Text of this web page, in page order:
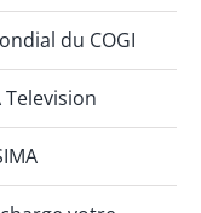
du COGI